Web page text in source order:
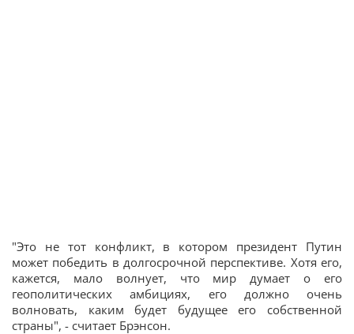
"Это не тот конфликт, в котором президент Путин
может победить в долгосрочной перспективе. Хотя его,
кажется, мало волнует, что мир думает о его
геополитических амбициях, его должно очень
волновать, каким будет будущее его собственной
страны", - считает Брэнсон.